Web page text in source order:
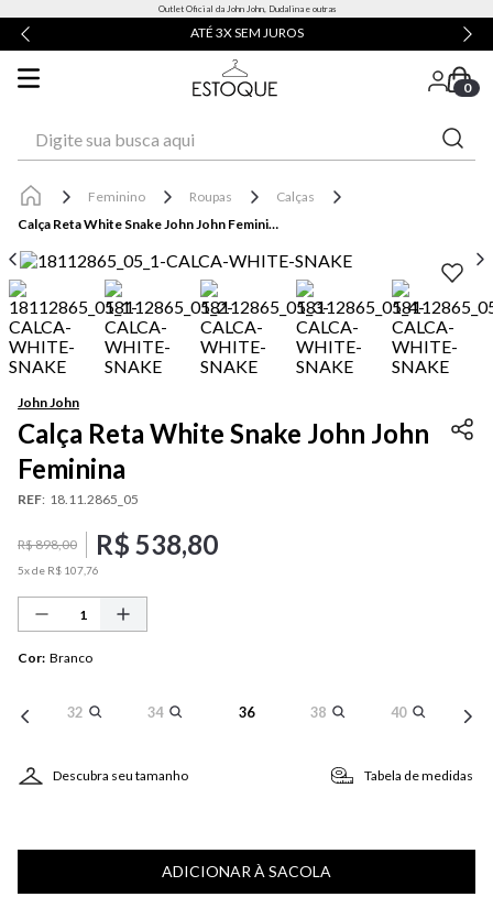
Outlet Oficial da John John, Dudalina e outras
ATÉ 3X SEM JUROS
0
Feminino Roupas
Calças
Calça Reta White Snake John John Feminina
John John
Calça Reta White Snake John John
Feminina
REF: 18.11.2865_05
R$898,00 R$ 538,80
5x de R$ 10776
Cor: Branco
32 34 36 38 40
Descubra seu tamanho Tabela de medidas
ADICIONAR À SACOLA